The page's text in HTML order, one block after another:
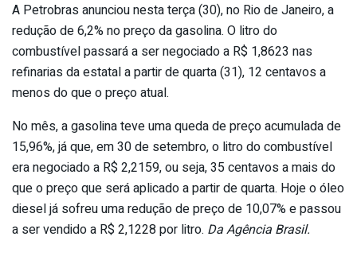
A Petrobras anunciou nesta terça (30), no Rio de Janeiro, a
redução de 6,2% no preço da gasolina. O litro do
combustível passará a ser negociado a R$ 1,8623 nas
refinarias da estatal a partir de quarta (31), 12 centavos a
menos do que o preço atual.
No mês, a gasolina teve uma queda de preço acumulada de
15,96%, já que, em 30 de setembro, o litro do combustível
era negociado a R$ 2,2159, ou seja, 35 centavos a mais do
que o preço que será aplicado a partir de quarta. Hoje o óleo
diesel já sofreu uma redução de preço de 10,07% e passou
a ser vendido a R$ 2,1228 por litro. Da Agência Brasil.